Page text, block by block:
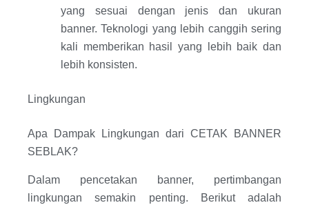
yang sesuai dengan jenis dan ukuran
banner. Teknologi yang lebih canggih sering
kali memberikan hasil yang lebih baik dan
lebih konsisten.
Lingkungan
Apa Dampak Lingkungan dari CETAK BANNER
SEBLAK?
Dalam pencetakan banner, pertimbangan
lingkungan semakin penting. Berikut adalah